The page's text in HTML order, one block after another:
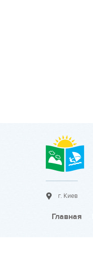
г. Киев
Главная